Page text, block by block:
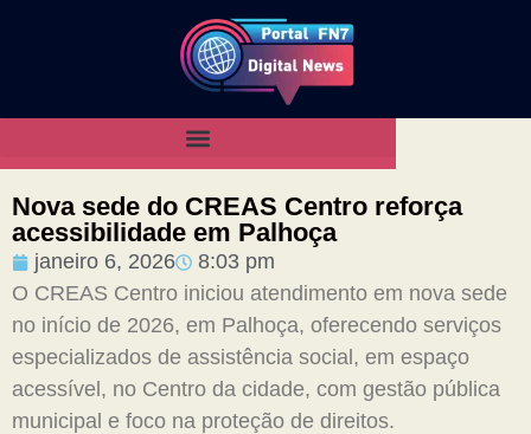
Nova sede do CREAS Centro reforça
acessibilidade em Palhoça
janeiro 6, 2026
8:03 pm
O CREAS Centro iniciou atendimento em nova sede
no início de 2026, em Palhoça, oferecendo serviços
especializados de assistência social, em espaço
acessível, no Centro da cidade, com gestão pública
municipal e foco na proteção de direitos.